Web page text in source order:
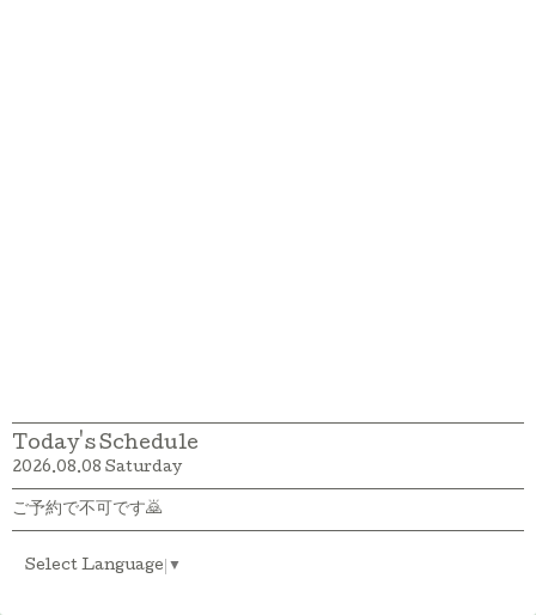
Today's Schedule
2026.08.08 Saturday
ご予約で不可です🙇
Select Language ▼